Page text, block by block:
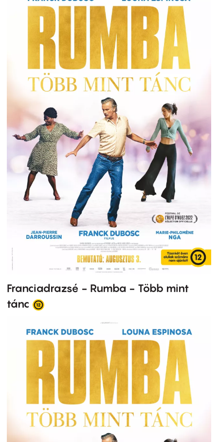
Franciadrazsé - Rumba - Több mint
tánc